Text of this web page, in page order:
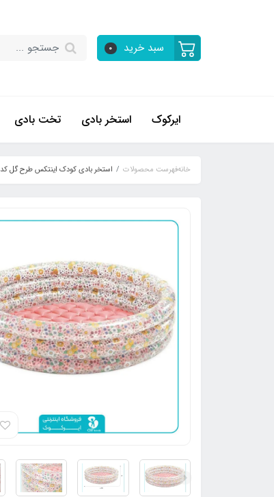
سبد خرید 0
ایرکوک استخر بادی تخت بادی
خانهفهرست محصولات استخر بادی کودک اینتکس طرح گل کد 58427